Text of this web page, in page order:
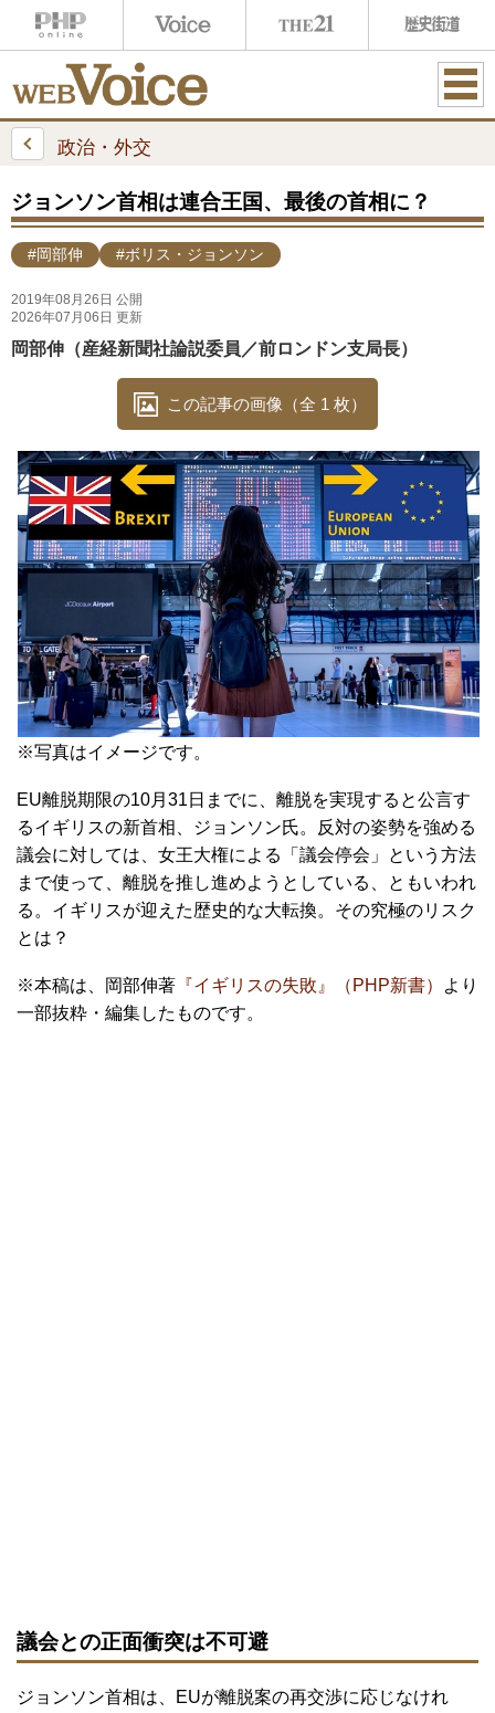
ME
政治・外交
ジョンソン首相は連合王国、最後の首相に？
#岡部伸 #ボリス・ジョンソン
2019年08月26日 公開
2026年07月06日 更新
岡部伸（産経新聞社論説委員／前ロンドン支局長）
この記事の画像（全 1 枚）
※写真はイメージです。
EU離脱期限の10月31日までに、離脱を実現すると公言す
るイギリスの新首相、ジョンソン氏。反対の姿勢を強める
議会に対しては、女王大権による「議会停会」という方法
まで使って、離脱を推し進めようとしている、ともいわれ
る。イギリスが迎えた歴史的な大転換。その究極のリスク
とは？
※本稿は、岡部伸著 『イギリスの失敗』（PHP新書）
より
一部抜粋・編集したものです。
議会との正面衝突は不可避
ジョンソン首相は、EUが離脱案の再交渉に応じなけれ